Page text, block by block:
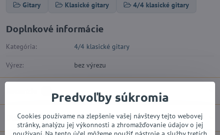
Gitary Klasické gitary 4/4 klasické gitary
Doplnkové informácie
Kategória: 4/4 klasické gitary
Výrez: bez výrezu
Diskusia 0
Predvoľby súkromia
Cookies používame na zlepšenie vašej návštevy tejto webovej
stránky, analýzu jej výkonnosti a zhromažďovanie údajov o jej